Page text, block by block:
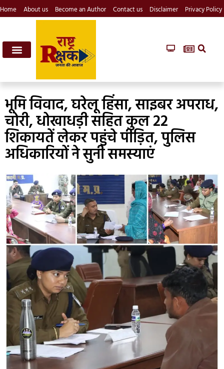
Home About us Become an Author Contact us Disclaimer Privacy Policy
भूमि विवाद, घरेलू हिंसा, साइबर अपराध,
चोरी, धोखाधड़ी सहित कुल 22
शिकायतें लेकर पहुंचे पीड़ित, पुलिस
अधिकारियों ने सुनी समस्याएं